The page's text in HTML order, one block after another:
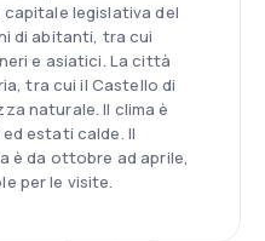
capitale legislativa del
di abitanti, tra cui
e asiatici. La città
tra cui il Castello di
naturale. Il clima è
estati calde. Il
è da ottobre ad aprile,
per le visite.